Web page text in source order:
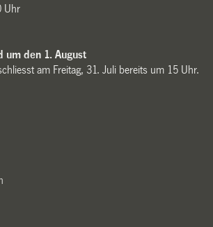
Uhr
um den 1. August
am Freitag, 31. Juli bereits um 15 Uhr.